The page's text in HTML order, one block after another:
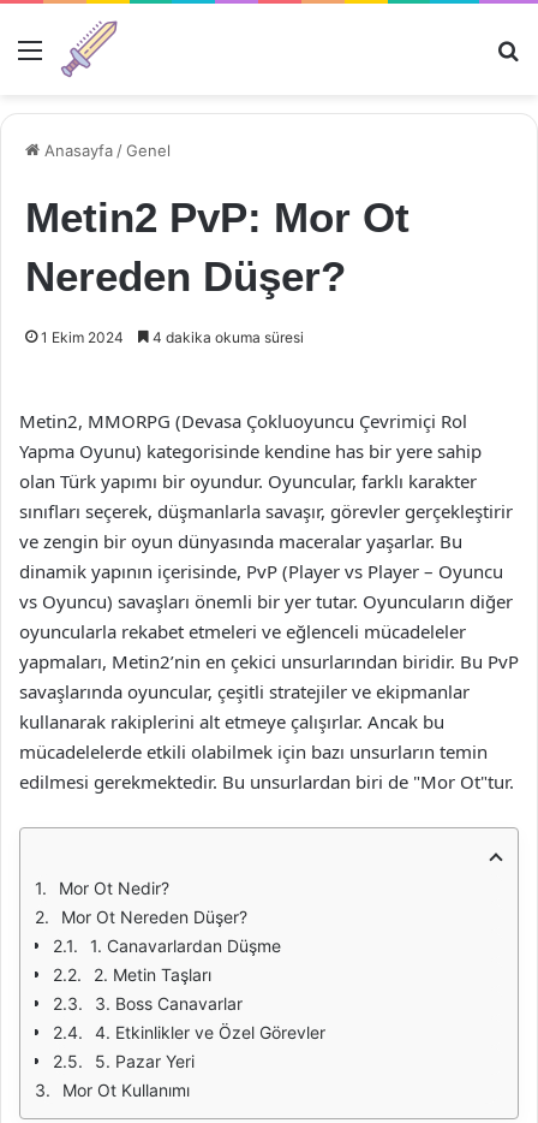
Menü
Anasayfa /Genel
Metin2 PvP: Mor Ot
Nereden Düşer?
1 Ekim 2024 4 dakika okuma süresi
Metin2, MMORPG (Devasa Çokluoyuncu Çevrimiçi Rol
Yapma Oyunu) kategorisinde kendine has bir yere sahip
olan Türk yapımı bir oyundur. Oyuncular, farklı karakter
sınıfları seçerek, düşmanlarla savaşır, görevler gerçekleştirir
ve zengin bir oyun dünyasında maceralar yaşarlar. Bu
dinamik yapının içerisinde, PvP (Player vs Player – Oyuncu
vs Oyuncu) savaşları önemli bir yer tutar. Oyuncuların diğer
oyuncularla rekabet etmeleri ve eğlenceli mücadeleler
yapmaları, Metin2’nin en çekici unsurlarından biridir. Bu PvP
savaşlarında oyuncular, çeşitli stratejiler ve ekipmanlar
kullanarak rakiplerini alt etmeye çalışırlar. Ancak bu
mücadelelerde etkili olabilmek için bazı unsurların temin
edilmesi gerekmektedir. Bu unsurlardan biri de "Mor Ot"tur.
Mor Ot Nedir?
Mor Ot Nereden Düşer?
1. Canavarlardan Düşme
2. Metin Taşları
3. Boss Canavarlar
4. Etkinlikler ve Özel Görevler
5. Pazar Yeri
Mor Ot Kullanımı